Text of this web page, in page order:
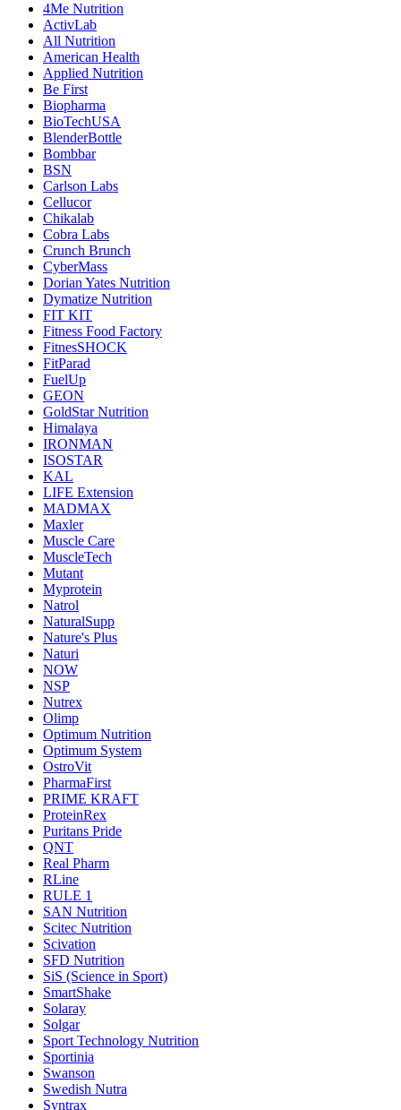
4Me Nutrition
ActivLab
All Nutrition
American Health
Applied Nutrition
Be First
Biopharma
BioTechUSA
BlenderBottle
Bombbar
BSN
Carlson Labs
Cellucor
Chikalab
Cobra Labs
Crunch Brunch
CyberMass
Dorian Yates Nutrition
Dymatize Nutrition
FIT KIT
Fitness Food Factory
FitnesSHOCK
FitParad
FuelUp
GEON
GoldStar Nutrition
Himalaya
IRONMAN
ISOSTAR
KAL
LIFE Extension
MADMAX
Maxler
Muscle Care
MuscleTech
Mutant
Myprotein
Natrol
NaturalSupp
Nature's Plus
Naturi
NOW
NSP
Nutrex
Olimp
Optimum Nutrition
Optimum System
OstroVit
PharmaFirst
PRIME KRAFT
ProteinRex
Puritans Pride
QNT
Real Pharm
RLine
RULE 1
SAN Nutrition
Scitec Nutrition
Scivation
SFD Nutrition
SiS (Science in Sport)
SmartShake
Solaray
Solgar
Sport Technology Nutrition
Sportinia
Swanson
Swedish Nutra
Syntrax